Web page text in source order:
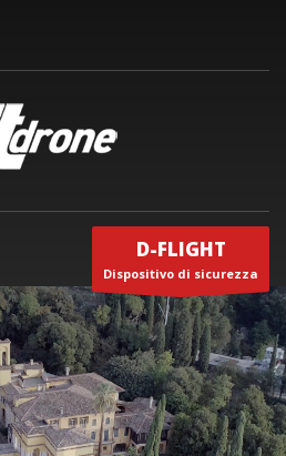
D-FLIGHT
Dispositivo di sicurezza